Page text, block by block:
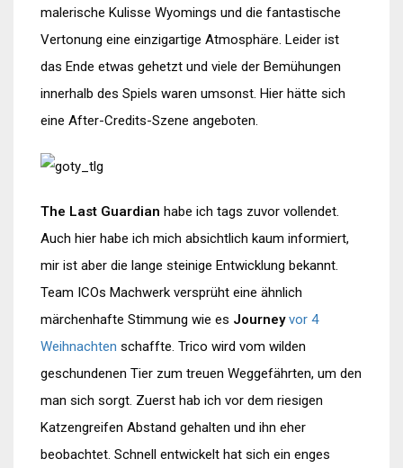
malerische Kulisse Wyomings und die fantastische
Vertonung eine einzigartige Atmosphäre. Leider ist
das Ende etwas gehetzt und viele der Bemühungen
innerhalb des Spiels waren umsonst. Hier hätte sich
eine After-Credits-Szene angeboten.
The Last Guardian habe ich tags zuvor vollendet.
Auch hier habe ich mich absichtlich kaum informiert,
mir ist aber die lange steinige Entwicklung bekannt.
Team ICOs Machwerk versprüht eine ähnlich
märchenhafte Stimmung wie es Journey vor 4
Weihnachten schaffte. Trico wird vom wilden
geschundenen Tier zum treuen Weggefährten, um den
man sich sorgt. Zuerst hab ich vor dem riesigen
Katzengreifen Abstand gehalten und ihn eher
beobachtet. Schnell entwickelt hat sich ein enges